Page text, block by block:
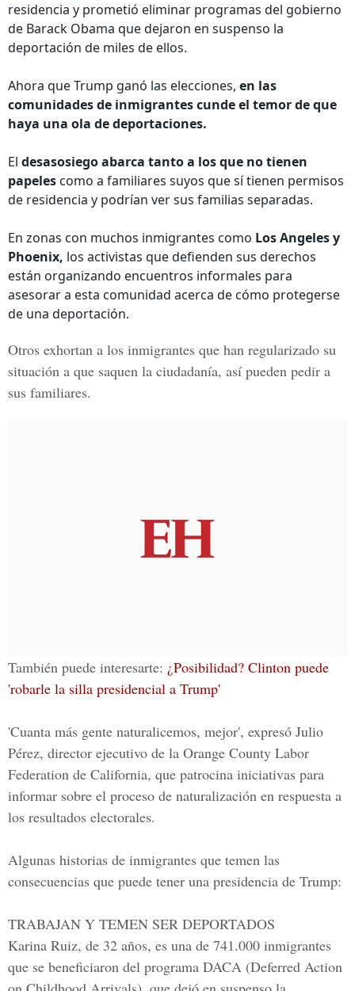
residencia y prometió eliminar programas del gobierno
de Barack Obama que dejaron en suspenso la
deportación de miles de ellos.
Ahora que Trump ganó las elecciones, en las
comunidades de inmigrantes cunde el temor de que
haya una ola de deportaciones.
El desasosiego abarca tanto a los que no tienen
papeles como a familiares suyos que sí tienen permisos
de residencia y podrían ver sus familias separadas.
En zonas con muchos inmigrantes como Los Angeles y
Phoenix, los activistas que defienden sus derechos
están organizando encuentros informales para
asesorar a esta comunidad acerca de cómo protegerse
de una deportación.
Otros exhortan a los inmigrantes que han regularizado su
situación a que saquen la ciudadanía, así pueden pedir a
sus familiares.
También puede interesarte: ¿Posibilidad? Clinton puede
'robarle la silla presidencial a Trump'
'Cuanta más gente naturalicemos, mejor', expresó Julio
Pérez, director ejecutivo de la Orange County Labor
Federation de California, que patrocina iniciativas para
informar sobre el proceso de naturalización en respuesta a
los resultados electorales.
Algunas historias de inmigrantes que temen las
consecuencias que puede tener una presidencia de Trump:
TRABAJAN Y TEMEN SER DEPORTADOS
Karina Ruiz, de 32 años, es una de 741.000 inmigrantes
que se beneficiaron del programa DACA (Deferred Action